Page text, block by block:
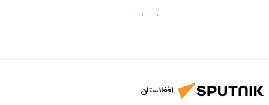
افغانستان